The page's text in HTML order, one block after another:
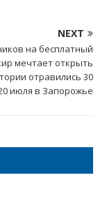
NEXT
на бесплатный
мечтает открыть
отравились 30
июля в Запорожье